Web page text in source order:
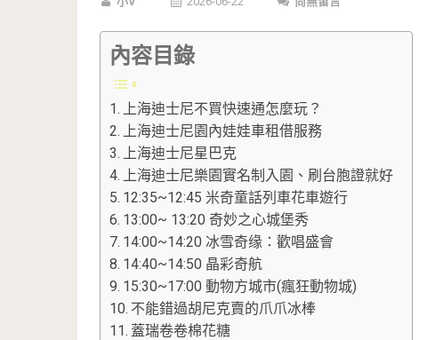
內容目錄
上海迪士尼不買快速通怎麼玩？
上海迪士尼園內娃娃車租借服務
上海迪士尼星巴克
上海迪士尼樂園實名制入園、刷台胞證就好
12:35~12:45 米奇童話列車花車遊行
13:00~ 13:20 奇妙之心城堡秀
14:00~14:20 冰雪奇缘：歡唱盛會
14:40~14:50 晶彩奇航
15:30~17:00 動物方城市(瘋狂動物城)
不能錯過胡尼克賣的爪爪冰棒
蓋瑞卷卷棉花糖